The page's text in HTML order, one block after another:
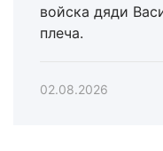
войска дяди
плеча.
02.08.2026